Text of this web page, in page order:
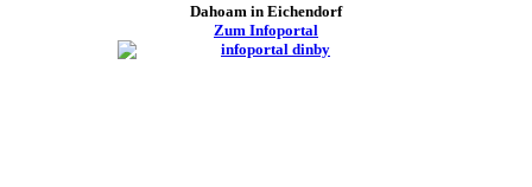
Dahoam in Eichendorf
Zum Infoportal